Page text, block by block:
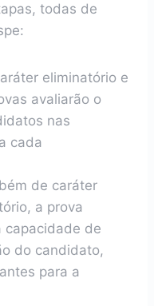
todas de
eliminatório e
avaliarão o
nas
cada
de caráter
a prova
capacidade de
do candidato,
para a